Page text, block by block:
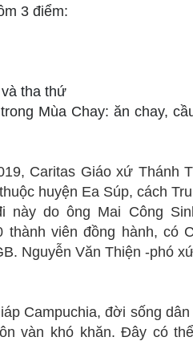
3 điểm:
tha thứ
Mùa Chay: ăn chay,
Caritas Giáo xứ Thánh
huyện Ea Súp, cách
này do ông Mai Công
viên đồng hành, có
Nguyễn Văn Thiện -phó
Campuchia, đời sống
vàn khó khăn. Đây có